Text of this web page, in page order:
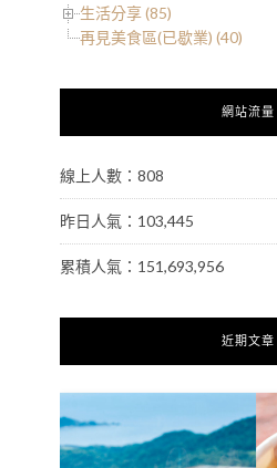
生活分享 (85)
再見美食區(已歇業) (40)
網站流量
線上人數：808
昨日人氣：103,445
累積人氣：151,693,956
近期文章